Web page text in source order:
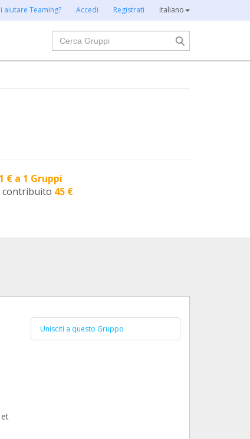
aiutare Teaming? Accedi Registrati Italiano
Cerca
1 € a 1 Gruppi
contribuito 45 €
Unisciti a questo Gruppo